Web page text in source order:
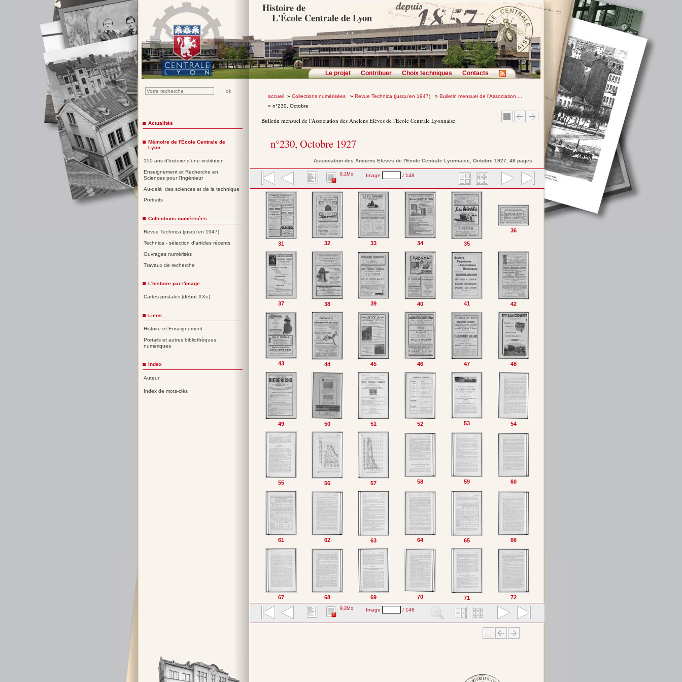
Histoire de
L'École Centrale de Lyon
Le projet Contribuer Choix techniques Contacts
accueil» Collections numérisées » Revue Technica (jusqu'en 1947) » Bulletin mensuel de l'Association ...
» n°230, Octobre
Bulletin mensuel de l'Association des Anciens Elèves de l'Ecole Centrale Lyonnaise
n°230, Octobre 1927
Association des Anciens Eleves de l'Ecole Centrale Lyonnaise, Octobre 1927, 48 pages
9,2Mo Image / 148
31 32 33 34 35
36
37 38 39 40 41 42
43 44 45 46 47 48
49 50 51 52 53 54
55 56 57 58 59 60
61 62 63 64 65 66
67 68 69 70 71 72
9,2Mo Image / 148
Actualités
Mémoire de l'École Centrale de
Lyon
150 ans d'histoire d'une institution
Enseignement et Recherche en
Sciences pour l'Ingénieur
Au-delà des sciences et de la technique
Portraits
Collections numérisées
Revue Technica (jusqu'en 1947)
Technica - sélection d'articles récents
Ouvrages numérisés
Travaux de recherche
L'histoire par l'image
Cartes postales (début XXe)
Liens
Histoire et Enseignement
Portails et autres bibliothèques
numériques
Index
Auteur
Index de mots-clés